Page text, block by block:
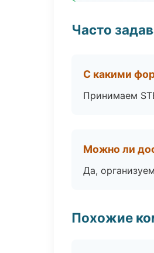
Часто
С какими
Принимаем
Можно ли
Да,
Похожие